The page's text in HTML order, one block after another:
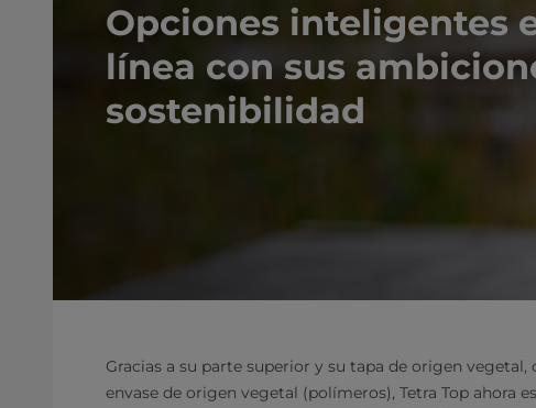
Opciones inteligentes
línea con sus
sostenibilidad
Gracias a su parte superior y su tapa de origen
envase de origen vegetal (polímeros), Tetra Top ahora